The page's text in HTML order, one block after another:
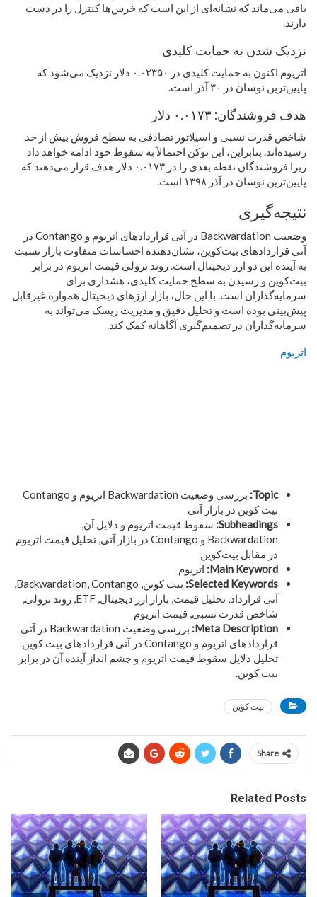
باقی می‌ماند که نشانه‌ای از این است که خرس‌ها کنترل را در دست
دارند.
نزدیک شدن به حمایت کلیدی
اتریوم اکنون به حمایت کلیدی در ۰.۰۲۳۵۰ دلار نزدیک می‌شود که
پایین‌ترین نوسان در ۳۰ آذر است.
هدف فروشندگان: ۰.۰۱۷۳ دلار
شاخص قدرت نسبی و اسیلاتور تصادفی به سطح فروش بیش از حد
رسیده‌اند. بنابراین، این توکن احتمالاً به سقوط خود ادامه خواهد داد
زیرا فروشندگان نقطه بعدی را در ۰.۰۱۷۳ دلار هدف قرار می‌دهند که
پایین‌ترین نوسان در آذر ۱۳۹۸ است.
نتیجه‌گیری
وضعیت Backwardation در آتی قراردادهای اتریوم و Contango در
آتی قراردادهای بیت‌کوین، نشان‌دهنده احساسات متفاوت بازار نسبت
به آینده این دو ارز دیجیتال است. روند نزولی قیمت اتریوم در برابر
بیت‌کوین و رسیدن به سطح حمایت کلیدی، هشداری برای
سرمایه‌گذاران است. با این حال، بازار ارزهای دیجیتال همواره غیرقابل
پیش‌بینی بوده است و تحلیل دقیق و مدیریت ریسک می‌تواند به
سرمایه‌گذاران در تصمیم‌گیری آگاهانه کمک کند.
اتریوم
Topic:
بررسی وضعیت Backwardation اتریوم و Contango
بیت کوین در بازار آتی
Subheadings: سقوط قیمت اتریوم و دلایل آن,
Backwardation و Contango در بازار آتی, تحلیل قیمت اتریوم
در مقابل بیت‌کوین
Main Keyword: اتریوم
Selected Keywords:
بیت کوین, Backwardation, Contango,
آتی قرارداد, تحلیل قیمت, بازار ارز دیجیتال, ETF, روند نزولی,
شاخص قدرت نسبی, قیمت اتریوم
Meta Description:
بررسی وضعیت Backwardation در آتی
قراردادهای اتریوم و Contango در آتی قراردادهای بیت کوین.
تحلیل دلایل سقوط قیمت اتریوم و چشم انداز آینده آن در برابر
بیت کوین.
بیت کوین
Share
Related Posts